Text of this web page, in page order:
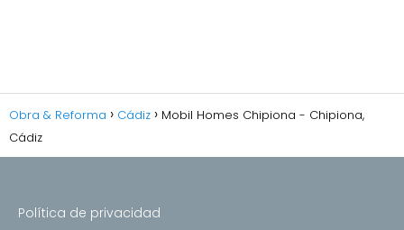
Obra & Reforma Cádiz
Mobil Homes Chipiona - Chipiona,
Cádiz
Política de privacidad